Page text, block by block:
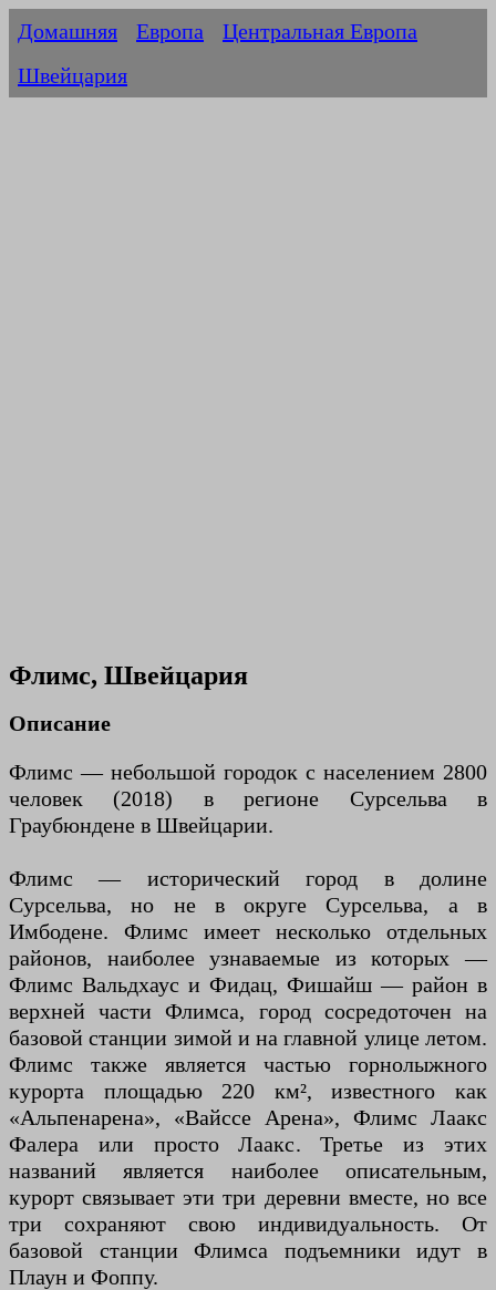
Домашняя Европа
Центральная Европа
Швейцария
Флимс, Швейцария
Описание
Флимс — небольшой городок с населением 2800
человек (2018) в регионе Сурсельва в
Граубюндене в Швейцарии.
Флимс — исторический город в долине
Сурсельва, но не в округе Сурсельва, а в
Имбодене. Флимс имеет несколько отдельных
районов, наиболее узнаваемые из которых —
Флимс Вальдхаус и Фидац, Фишайш — район в
верхней части Флимса, город сосредоточен на
базовой станции зимой и на главной улице летом.
Флимс также является частью горнолыжного
курорта площадью 220 км², известного как
«Альпенарена», «Вайссе Арена», Флимс Лаакс
Фалера или просто Лаакс. Третье из этих
названий является наиболее описательным,
курорт связывает эти три деревни вместе, но все
три сохраняют свою индивидуальность. От
базовой станции Флимса подъемники идут в
Плаун и Фоппу.